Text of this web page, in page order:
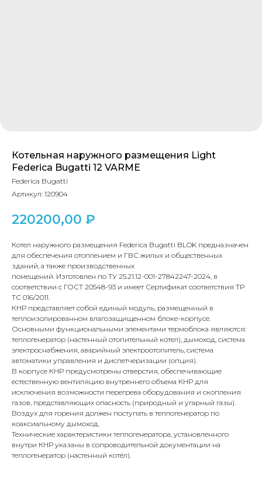
Котельная наружного размещения Light
Federica Bugatti 12 VARME
Federica Bugatti
Артикул: 120904
220200,00 ₽
Котел наружного размещения Federica Bugatti BLOK предназначен
для обеспечения отоплением и ГВС жилых и общественных
зданий, а также производственных
помещений. Изготовлен по ТУ 25.21.12-001-27842247-2024, в
соответствии с ГОСТ 20548-93 и имеет Сертификат соответствия ТР
ТС 016/2011.
КНР представляет собой единый модуль, размещенный в
теплоизолированном влагозащищенном блоке-корпусе.
Основными функциональными элементами термоблока являются:
теплогенератор (настенный отопительный котел), дымоход, система
электроснабжения, аварийный электроотопитель, система
автоматики управления и диспетчеризации (опция).
В корпусе КНР предусмотрены отверстия, обеспечивающие
естественную вентиляцию внутреннего объема КНР для
исключения возможности перегрева оборудования и скопления
газов, представляющих опасность (природный и угарный газы).
Воздух для горения должен поступать в теплогенератор по
коаксиальному дымоход.
Технические характеристики теплогенератора, установленного
внутри КНР указаны в сопроводительной документации на
теплогенератор (настенный котёл).
Адрес
Г.Москва Волоколамское шоссе,
71/22к2
Пн-вс с 9:00 до 18:00
Телефон
8 495 233-79-79
КОНТАКТЫ